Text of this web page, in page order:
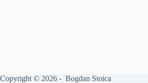
Copyright © 2026 - Bogdan Stoica